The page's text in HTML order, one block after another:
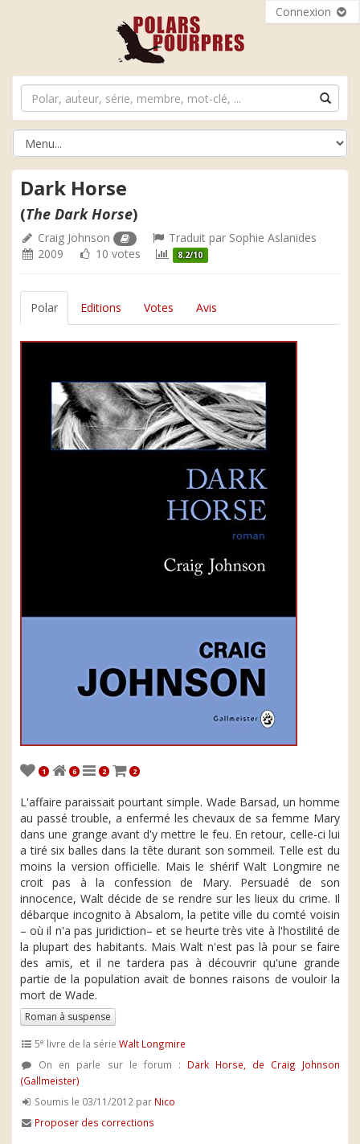
Connexion
Dark Horse
(The Dark Horse)
Craig Johnson Traduit par Sophie Aslanides
2009
10 votes 8.2/10
Polar Editions Votes Avis
1 6 2 2
L'affaire paraissait pourtant simple. Wade Barsad, un homme
au passé trouble, a enfermé les chevaux de sa femme Mary
dans une grange avant d'y mettre le feu. En retour, celle-ci lui
a tiré six balles dans la tête durant son sommeil. Telle est du
moins la version officielle. Mais le shérif Walt Longmire ne
croit pas à la confession de Mary. Persuadé de son
innocence, Walt décide de se rendre sur les lieux du crime. Il
débarque incognito à Absalom, la petite ville du comté voisin
– où il n'a pas juridiction– et se heurte très vite à l'hostilité de
la plupart des habitants. Mais Walt n'est pas là pour se faire
des amis, et il ne tardera pas à découvrir qu'une grande
partie de la population avait de bonnes raisons de vouloir la
mort de Wade.
Roman à suspense
5e livre de la sérieWalt Longmire
On en parle sur le forum : Dark Horse, de Craig Johnson
(Gallmeister)
Soumis le 03/11/2012 par Nico
Proposer des corrections